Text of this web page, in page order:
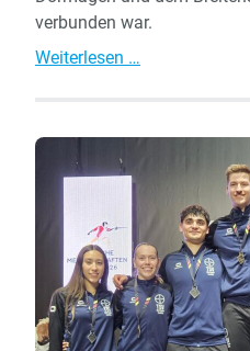
verbunden war.
Weiterlesen …